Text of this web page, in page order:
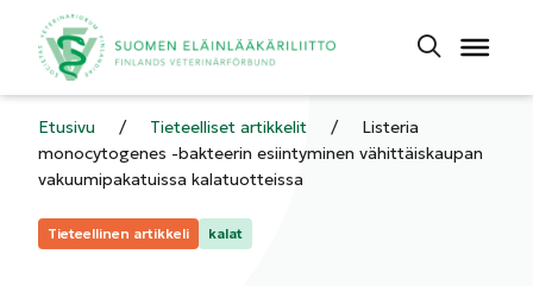
Etusivu / Tieteelliset artikkelit /
Listeria
monocytogenes -bakteerin esiintyminen vähittäiskaupan
vakuumipakatuissa kalatuotteissa
Kategoriat:
Tieteellinen artikkeli kalat